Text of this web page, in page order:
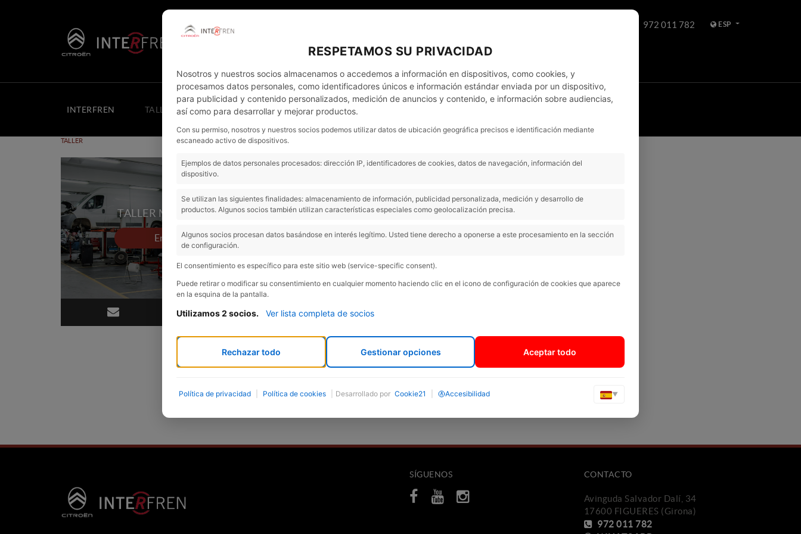
ESP
972 011 782
INTERFREN TALLER COCHES NUEVOS EMPRESAS
TALLER
TALLER MECÁNICO
Entrar
TALLER DE PLANCHA
Entrar
SÍGUENOS CONTACTO
Avinguda Salvador Dalí, 34
17600 FIGUERES (Girona)
972 011 782
RESPETAMOS SU PRIVACIDAD
Nosotros y nuestros socios almacenamos o accedemos a información en dispositivos, como cookies, y
procesamos datos personales, como identificadores únicos e información estándar enviada por un dispositivo,
para publicidad y contenido personalizados, medición de anuncios y contenido, e información sobre audiencias,
así como para desarrollar y mejorar productos.
Con su permiso, nosotros y nuestros socios podemos utilizar datos de ubicación geográfica precisos e identificación mediante
escaneado activo de dispositivos.
Ejemplos de datos personales procesados: dirección IP, identificadores de cookies, datos de navegación, información del
dispositivo.
Se utilizan las siguientes finalidades: almacenamiento de información, publicidad personalizada, medición y desarrollo de
productos. Algunos socios también utilizan características especiales como geolocalización precisa.
Algunos socios procesan datos basándose en interés legítimo. Usted tiene derecho a oponerse a este procesamiento en la sección
de configuración.
El consentimiento es específico para este sitio web (service-specific consent).
Puede retirar o modificar su consentimiento en cualquier momento haciendo clic en el icono de configuración de cookies que aparece
en la esquina de la pantalla.
Utilizamos 2 socios. Ver lista completa de socios
Rechazar todo Gestionar opciones Aceptar todo
Política de privacidad Política de cookies Desarrollado por Cookie21 Accesibilidad ▼